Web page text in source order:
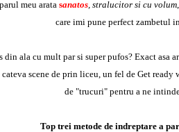
meu arata sanatos, stralucitor si cu volum
care imi pune perfect zambetul
ala cu mult par si super pufos? Exact asa
scene de prin liceu, un fel de Get
de "trucuri" pentru a ne
Top trei metode de indreptare a